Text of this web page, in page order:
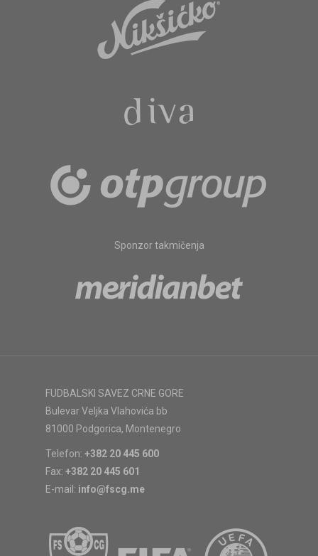
Sponzor takmičenja
FUDBALSKI SAVEZ CRNE GORE
Bulevar Veljka Vlahovića bb
81000 Podgorica, Montenegro
Telefon: +382 20 445 600
Fax: +382 20 445 601
E-mail: info@fscg.me